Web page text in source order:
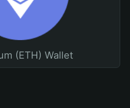
(ETH) Wallet